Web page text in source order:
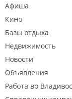
Афиша
Кино
Базы отдыха
Недвижимость
Новости
Объявления
Работа во